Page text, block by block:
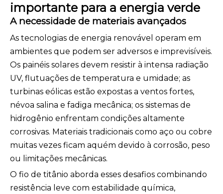
importante para a energia verde
A necessidade de materiais avançados
As tecnologias de energia renovável operam em
ambientes que podem ser adversos e imprevisíveis.
Os painéis solares devem resistir à intensa radiação
UV, flutuações de temperatura e umidade; as
turbinas eólicas estão expostas a ventos fortes,
névoa salina e fadiga mecânica; os sistemas de
hidrogênio enfrentam condições altamente
corrosivas. Materiais tradicionais como aço ou cobre
muitas vezes ficam aquém devido à corrosão, peso
ou limitações mecânicas.
O fio de titânio aborda esses desafios combinando
resistência leve com estabilidade química,